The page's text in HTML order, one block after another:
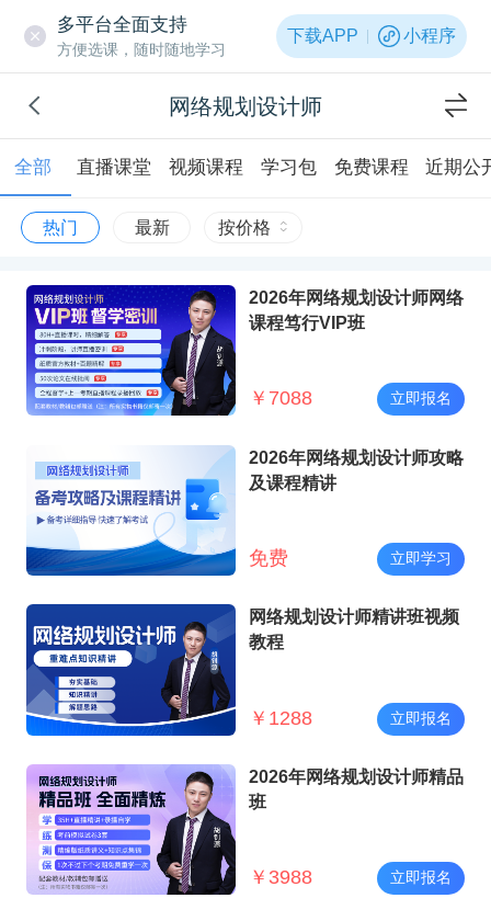
多平台全面支持
方便选课，随时随地学习
下载APP 小程序
网络规划设计师
全部 直播课堂 视频课程 学习包 免费课程 近期公
热门 最新 按价格
2026年网络规划设计师网络
课程笃行VIP班
￥ 7088 立即报名
2026年网络规划设计师攻略
及课程精讲
免费 立即学习
网络规划设计师精讲班视频
教程
￥ 1288 立即报名
2026年网络规划设计师精品
班
￥ 3988 立即报名